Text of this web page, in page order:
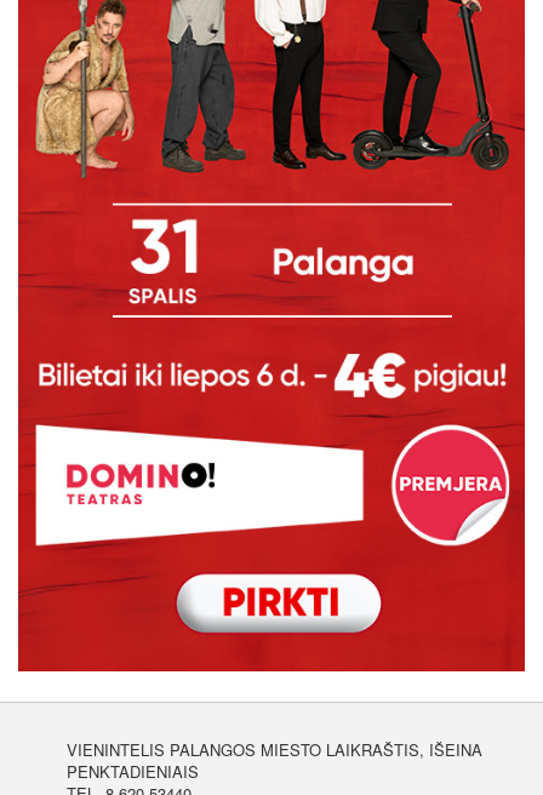
VIENINTELIS PALANGOS MIESTO LAIKRAŠTIS, IŠEINA
PENKTADIENIAIS